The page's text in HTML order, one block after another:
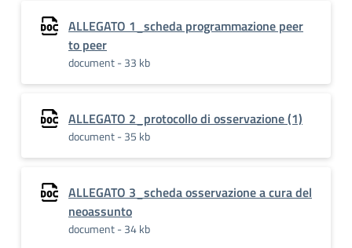
ALLEGATO 1_scheda programmazione peer
to peer
document - 33 kb
ALLEGATO 2_protocollo di osservazione (1)
document - 35 kb
ALLEGATO 3_scheda osservazione a cura del
neoassunto
document - 34 kb